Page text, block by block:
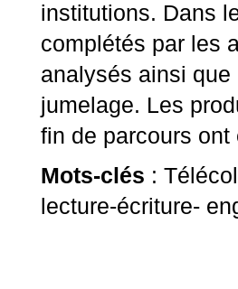
institutions. Dans
complétés par les
analysés ainsi
jumelage. Les
fin de parcours ont
Mots-clés :
lecture-écriture-